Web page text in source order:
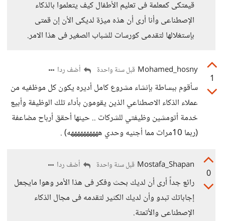
قيمتكى كمعلمة فى تعليم الأطفال كيف يتعلموا بالذكاء
الإصطناعى وأنا أرى أن هذه ميزة لديكى الأن إن قمتى
بإستغلالها لتقدمى كورسات للشباب الصغير فى هذا الامر.
1
Mohamed_hosny قبل سنة واحدة أضف ردا
سأقوم ببساطة بإنشاء مشروع كامل أديره يكون كل موظفيه من
عملاء الذكاء الاصطناعي الذين يقومون بأداء تلك الوظيفة وأبيع
خدمة أتومشين وظيفتي للشركات .. حينها أحقق أرباح مضاعفة
(ربما 10مرات مما أجنيه وحدي ههههههههههه) .
0
Mostafa_Shapan قبل سنة واحدة أضف ردا
رائع جداً أرى أن لديك بحث وفكر فى هذا الأمر وهوا مايجعل
إجاباتك تبدو وأن لديك الكثير لتقدمه فى مجال الذكاء
الإصطناعى والأتمتة.